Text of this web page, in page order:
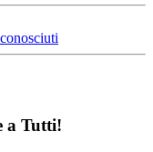
a Tutti!